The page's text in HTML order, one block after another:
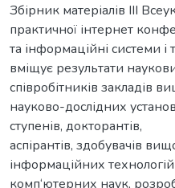
Збірник матеріалів ІІІ
практичної інтернет
та інформаційні системи і
вміщує результати
співробітників закладів
науково-дослідних
ступенів, докторантів,
аспірантів, здобувачів
інформаційних технологій
комп‘ютерних наук,